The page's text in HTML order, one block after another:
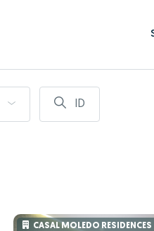
ID
CASAL MOLEDO RESIDENCES